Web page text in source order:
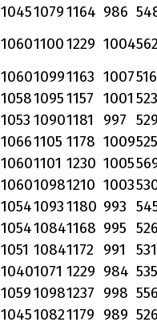
104510791164 986
106011001229 1004
106010991163 1007516
105810951157 1001 523
1053 10901181 997
10661105 1178 1009525
10601101 1230 1005
106010981210 1003
105410931180 993
105410841168 995
1051 10841172 991
531
10401071 1229 984 535
105910981237 998
104510821179 989